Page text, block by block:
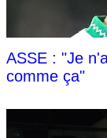
ASSE : "Je
comme ça"